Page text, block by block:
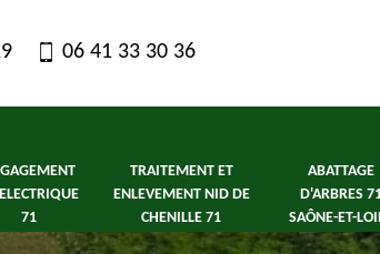
06 41 33 30 36
71
TRAITEMENT ET
ENLEVEMENT NID DE
CHENILLE 71
ABATTAGE
D'ARBRES
SAÔNE-ET-